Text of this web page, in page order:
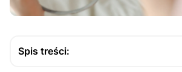
Spis treści: